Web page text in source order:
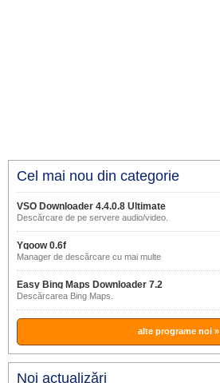
Cel mai nou din categorie
VSO Downloader 4.4.0.8 Ultimate
Descărcare de pe servere audio/video.
Ygoow 0.6f
Manager de descărcare cu mai multe
Easy Bing Maps Downloader 7.2
Descărcarea Bing Maps.
alte programe noi »
Noi actualizări